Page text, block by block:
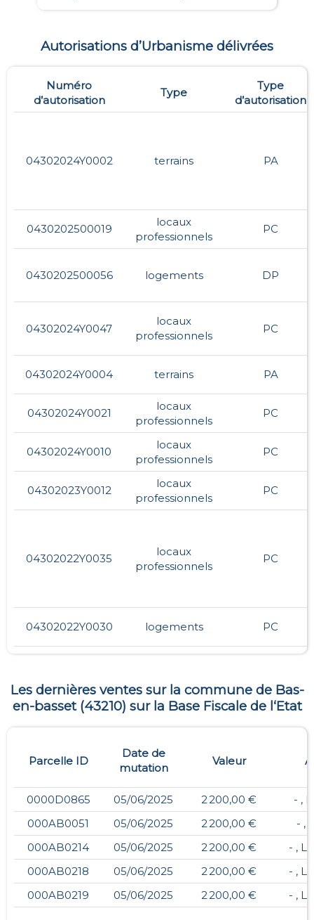
Autorisations d’Urbanisme délivrées
Numéro
d’autorisation
Type
Type
d’autorisation
04302024Y0002 terrains PA
0430202500019
locaux
professionnels
PC
0430202500056 logements DP
04302024Y0047
locaux
professionnels
PC
04302024Y0004 terrains PA
04302024Y0021
locaux
professionnels
PC
04302024Y0010
locaux
professionnels
PC
04302023Y0012
locaux
professionnels
PC
04302022Y0035
locaux
professionnels
PC
04302022Y0030 logements PC
Les dernières ventes sur la commune de Bas-
en-basset(43210) sur la Base Fiscale de l‘Etat
Parcelle ID
Date de
mutation
Valeur
0000D0865 05/06/2025 2 200,00 €
- ,
000AB0051
05/06/2025 2 200,00 €
- ,
000AB0214
05/06/2025 2 200,00 €
- ,
000AB0218
05/06/2025 2 200,00 €
- ,
000AB0219
05/06/2025 2 200,00 € - ,